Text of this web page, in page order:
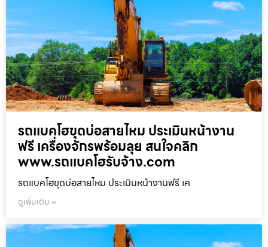
รถแบคโฮขุดบ่อสายไหม ประเมินหน้างาน
ฟรี เครื่องจักรพร้อมลุย สนใจคลิก
www.รถแบคโฮรับจ้าง.com
รถแบคโฮขุดบ่อสายไหม ประเมินหน้างานฟรี เค
ดูเพิ่มเติม »